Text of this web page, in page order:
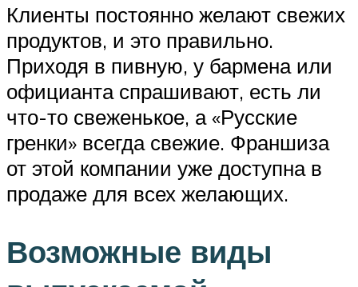
Клиенты постоянно желают свежих
продуктов, и это правильно.
Приходя в пивную, у бармена или
официанта спрашивают, есть ли
что-то свеженькое, а «Русские
гренки» всегда свежие. Франшиза
от этой компании уже доступна в
продаже для всех желающих.
Возможные виды